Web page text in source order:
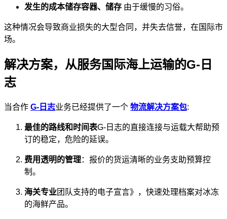
发生的成本储存容器、储存 由于缓慢的习俗。
这种情况会导致商业损失的大型合同，并失去信誉，在国际市
场。
解决方案，从服务国际海上运输的G-日
志
当合作 G-日志业务已经提供了一个 物流解决方案包:
最佳的路线和时间表G-日志的直接连接与运载大帮助预
订的稳定，危险的延误。
费用透明的管理：报价的货运清晰的业务支助预算控
制。
海关专业团队支持的电子宣言》，快速处理档案对冰冻
的海鲜产品。